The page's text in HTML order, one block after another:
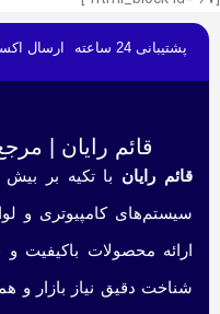
پشتیبانی 24 ساعته ارسال
قائم رایان |
قائم رایان با تکیه بر
سیستم‌های کامپیوتری و
ارائه محصولات باکیفیت
شناخت دقیق نیاز بازار و